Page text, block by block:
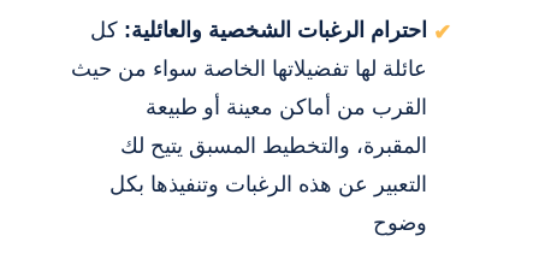
احترام الرغبات الشخصية والعائلية: كل
عائلة لها تفضيلاتها الخاصة سواء من حيث
القرب من أماكن معينة أو طبيعة
المقبرة، والتخطيط المسبق يتيح لك
التعبير عن هذه الرغبات وتنفيذها بكل
وضوح